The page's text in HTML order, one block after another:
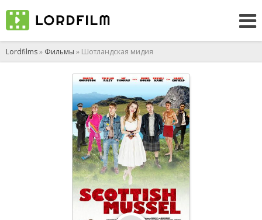
Lordfilms» Фильмы » Шотландская мидия